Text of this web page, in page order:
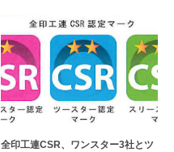
全印工連CSR、ワンスター3社とツ